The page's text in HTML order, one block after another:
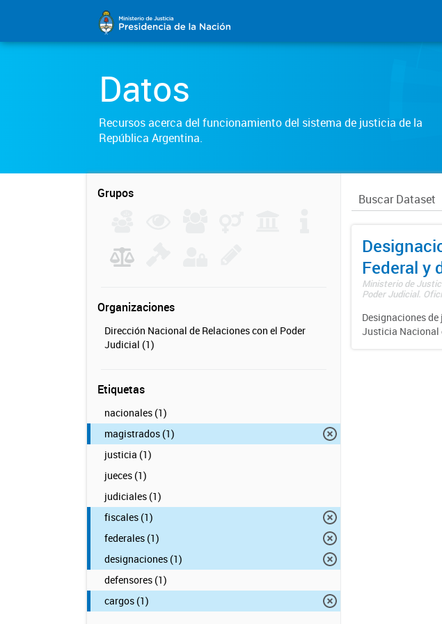
Datos
Recursos acerca del funcionamiento del sistema de justicia de la
República Argentina.
Grupos
Organizaciones
Dirección Nacional de Relaciones con el Poder
Judicial (1)
Etiquetas
nacionales (1)
magistrados (1)
justicia (1)
jueces (1)
judiciales (1)
fiscales (1)
federales (1)
designaciones (1)
defensores (1)
cargos (1)
Federal y
Ministerio de
Poder Judicial.
Designaciones
Justicia Nacional